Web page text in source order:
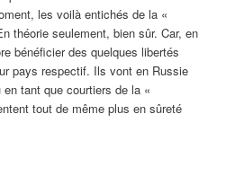
les voilà entichés de la «
théorie seulement, bien sûr. Car, en
bénéficier des quelques libertés
pays respectif. Ils vont en Russie
tant que courtiers de la «
tout de même plus en sûreté